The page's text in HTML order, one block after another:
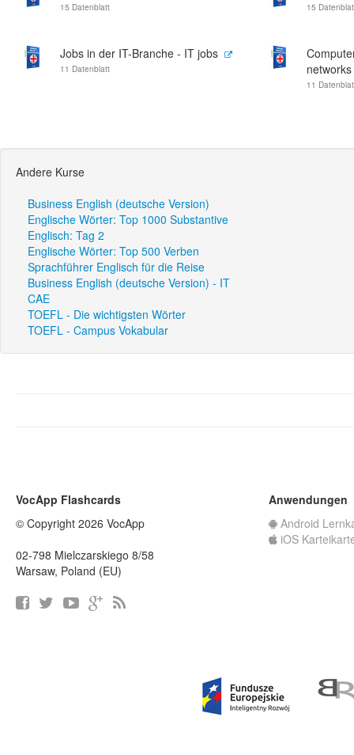
15 Datenblatt 15
Jobs in der IT-Branche - IT jobs
11 Datenblatt
networks
11
Andere Kurse
Business English (deutsche Version)
Englische Wörter: Top 1000 Substantive
Englisch: Tag 2
Englische Wörter: Top 500 Verben
Sprachführer Englisch für die Reise
Business English (deutsche Version) - IT
CAE
TOEFL - Die wichtigsten Wörter
TOEFL - Campus Vokabular
VocApp Flashcards
© Copyright 2026 VocApp
02-798 Mielczarskiego 8/58
Warsaw, Poland (EU)
Anwendungen
Android
iOS